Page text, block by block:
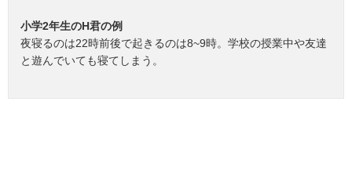
小学2年生のH君の例
夜寝るのは22時前後で起きるのは8~9時。学校の授業中や友達
と遊んでいても寝てしまう。